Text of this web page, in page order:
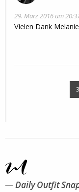
29. März 2016 um
Vielen Dank
Daily Outfit